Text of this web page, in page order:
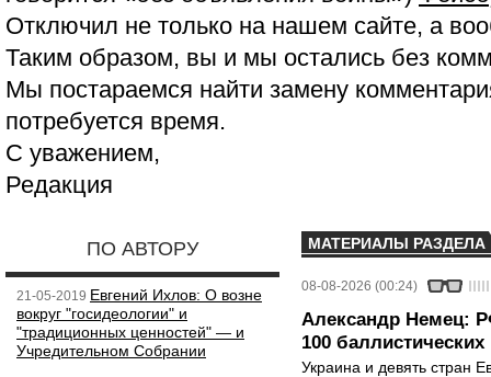
Отключил не только на нашем сайте, а
Таким образом, вы и мы остались без
Мы постараемся найти замену
потребуется время.
С уважением,
Редакция
ПО АВТОРУ
21-05-2019 Евгений Ихлов: О возне
вокруг "госидеологии" и
"традиционных ценностей" — и
Учредительном Собрании
МАТЕРИАЛЫ РАЗДЕЛА
08-08-2026 (00:24)
Александр Немец:
100 баллистических
Украина и девять стран